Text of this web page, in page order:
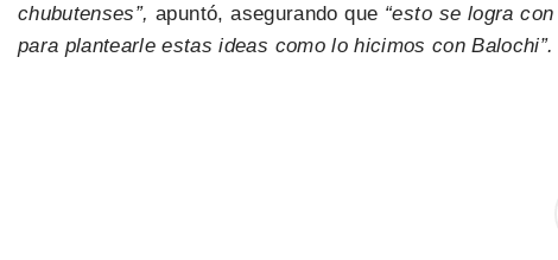
chubutenses”,apuntó, asegurando que “esto se logra
para plantearle estas ideas como lo hicimos con Balochi”.